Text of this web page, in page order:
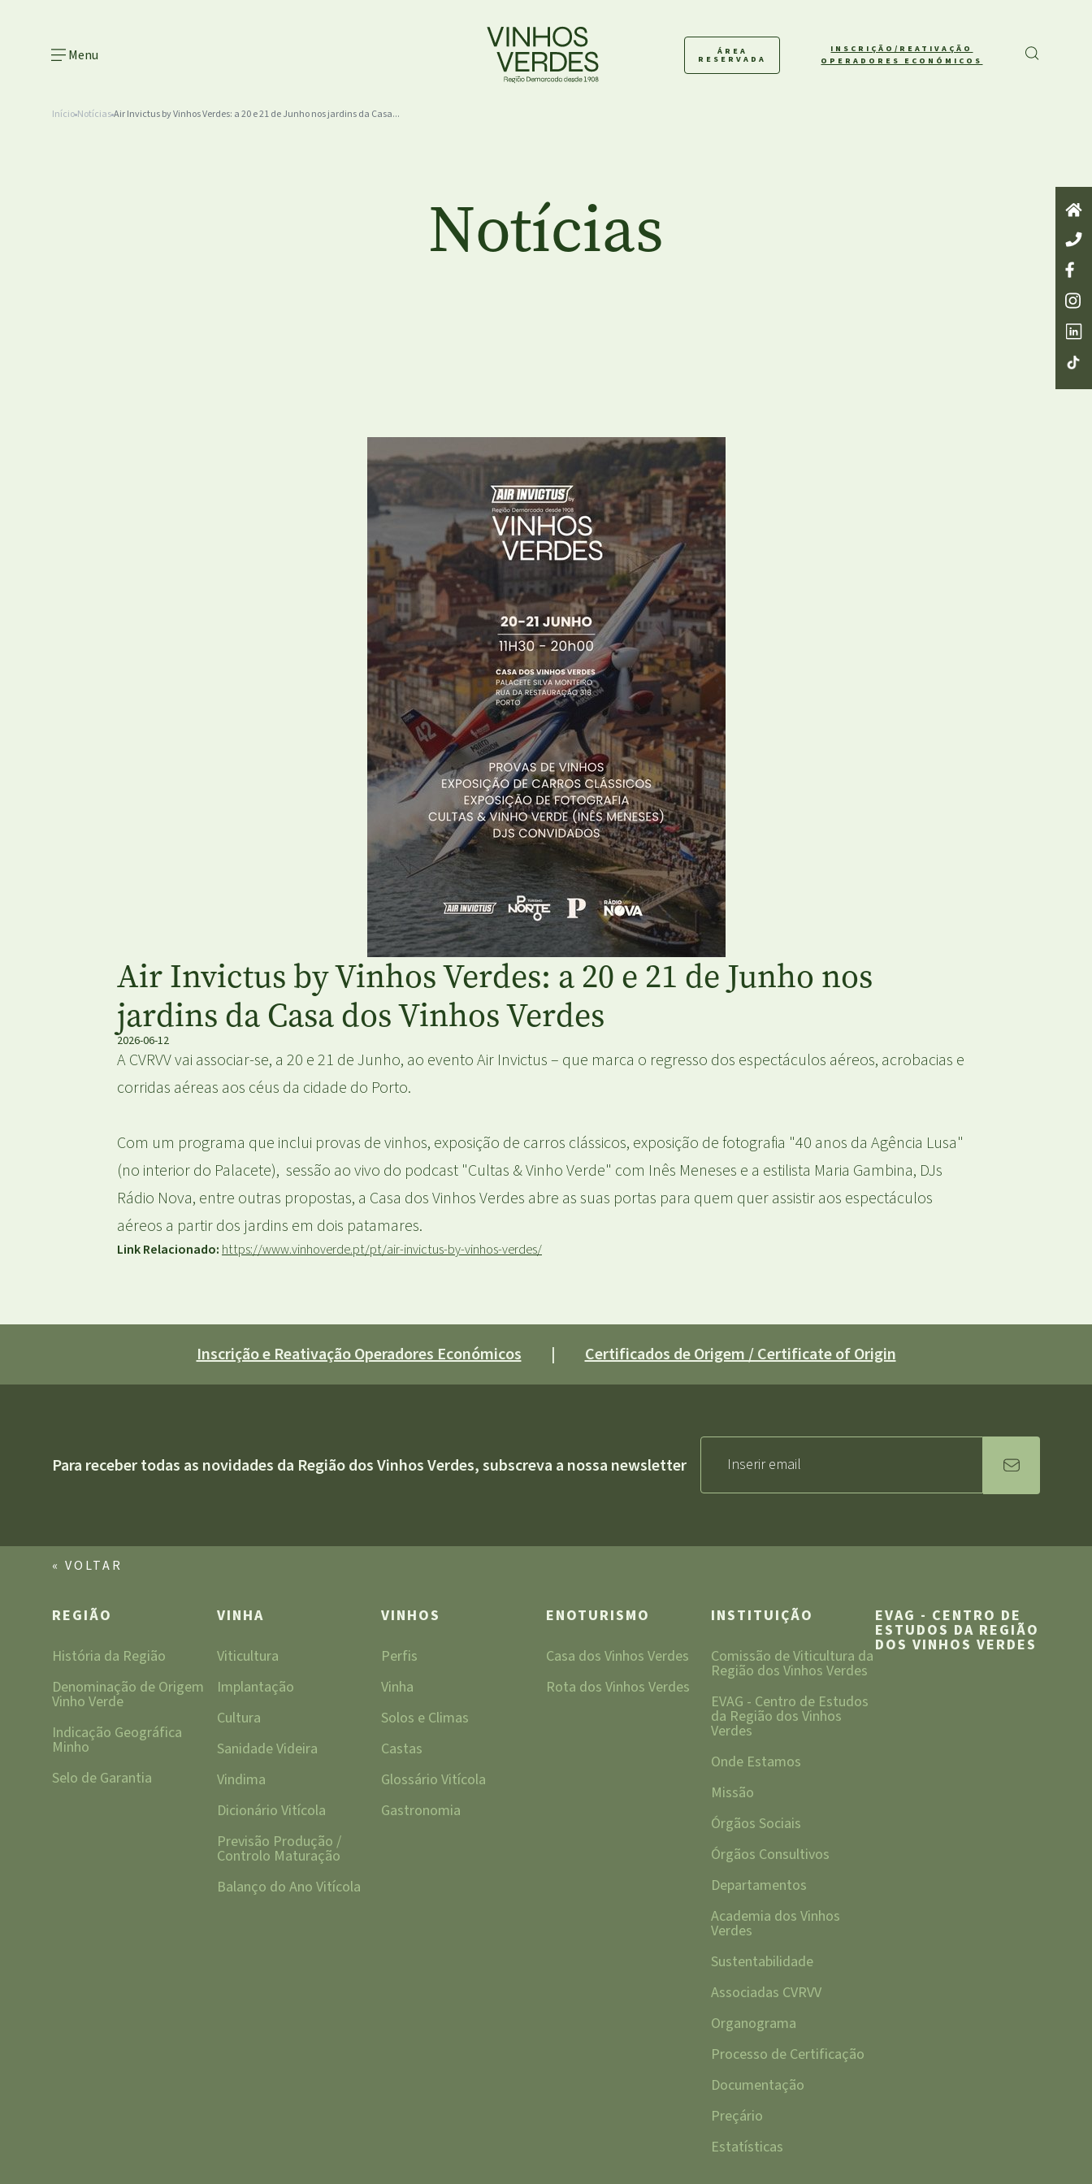
Menu ÁREA
RESERVADA
INSCRIÇÃO/REATIVAÇÃO
OPERADORES ECONÓMICOS
Início NotíciasAir Invictus by Vinhos Verdes: a 20 e 21 de Junho nos jardins da Casa...
Notícias
Air Invictus by Vinhos Verdes: a 20 e 21 de Junho nos
jardins da Casa dos Vinhos Verdes
2026-06-12
A CVRVV vai associar-se, a 20 e 21 de Junho, ao evento Air Invictus – que marca o regresso dos espectáculos aéreos, acrobacias e
corridas aéreas aos céus da cidade do Porto.
Com um programa que inclui provas de vinhos, exposição de carros clássicos, exposição de fotografia "40 anos da Agência Lusa"
(no interior do Palacete), sessão ao vivo do podcast "Cultas & Vinho Verde" com Inês Meneses e a estilista Maria Gambina, DJs
Rádio Nova, entre outras propostas, a Casa dos Vinhos Verdes abre as suas portas para quem quer assistir aos espectáculos
aéreos a partir dos jardins em dois patamares.
Link Relacionado: https://www.vinhoverde.pt/pt/air-invictus-by-vinhos-verdes/
Inscrição e Reativação Operadores Económicos | Certificados de Origem / Certificate of Origin
Para receber todas as novidades da Região dos Vinhos Verdes, subscreva a nossa newsletter
« VOLTAR
REGIÃO
História da Região
Denominação de Origem
Vinho Verde
Indicação Geográfica
Minho
Selo de Garantia
VINHA
Viticultura
Implantação
Cultura
Sanidade Videira
Vindima
Dicionário Vitícola
Previsão Produção /
Controlo Maturação
Balanço do Ano Vitícola
VINHOS
Perfis
Vinha
Solos e Climas
Castas
Glossário Vitícola
Gastronomia
ENOTURISMO
Casa dos Vinhos Verdes
Rota dos Vinhos Verdes
INSTITUIÇÃO
Comissão de Viticultura da
Região dos Vinhos Verdes
EVAG - Centro de Estudos
da Região dos Vinhos
Verdes
Onde Estamos
Missão
Órgãos Sociais
Órgãos Consultivos
Departamentos
Academia dos Vinhos
Verdes
Sustentabilidade
Associadas CVRVV
Organograma
Processo de Certificação
Documentação
Preçário
Estatísticas
EVAG - CENTRO DE
ESTUDOS DA REGIÃO
DOS VINHOS VERDES